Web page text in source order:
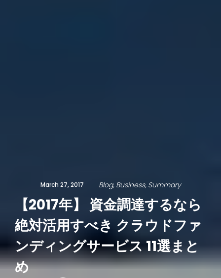
March 27, 2017 Blog Business Summary
【2017年】 資金調達するなら
絶対活用すべき クラウドファ
ンディングサービス 11選まと
め